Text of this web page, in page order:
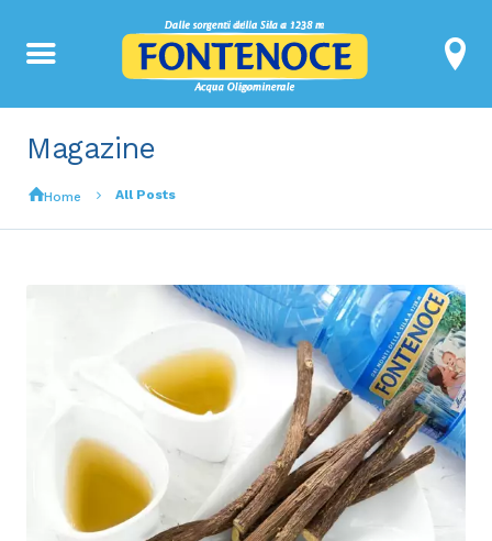
Magazine
Home All Posts